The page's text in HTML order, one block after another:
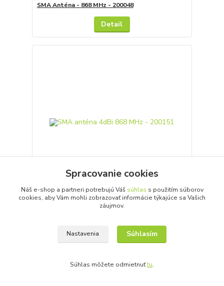
SMA Anténa - 868 MHz - 200048
Detail
SMA anténa 4dBi 868 MHz - 200151
Spracovanie cookies
Náš e-shop a partneri potrebujú Váš súhlas s použitím súborov
cookies, aby Vám mohli zobrazovať informácie týkajúce sa Vašich
záujmov.
Nastavenia Súhlasím
Súhlas môžete odmietnuťtu.